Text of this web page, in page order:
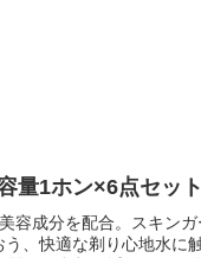
成分を配合。スキン
、快適な剃り心地水に